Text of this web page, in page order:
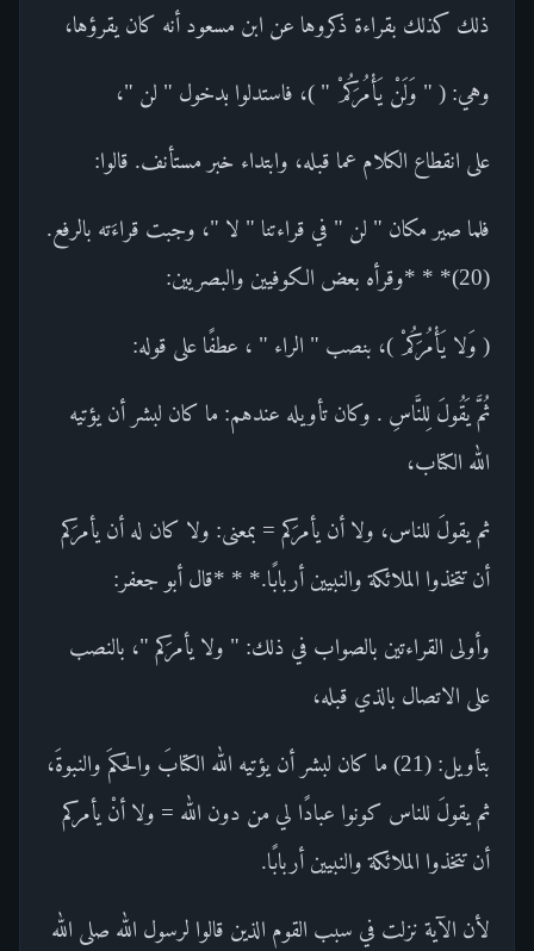
ذلك كذلك بقراءة ذكروها عن ابن مسعود أنه كان يقرؤها،
وهي: ( " وَلَنْ يَأْمُرَكُمْ " )، فاستدلوا بدخول " لن "،
على انقطاع الكلام عما قبله، وابتداء خبر مستأنف. قالوا:
فلما صير مكان " لن " في قراءتنا " لا "، وجبت قراءَته بالرفع.
(20)* * *وقرأه بعض الكوفيين والبصريين:
( وَلا يَأْمُرَكُمْ )، بنصب " الراء " ، عطفًا على قوله:
ثُمَّ يَقُولَ لِلنَّاسِ . وكان تأويله عندهم: ما كان لبشر أن يؤتيه
الله الكتاب،
ثم يقولَ للناس، ولا أن يأمرَكم = بمعنى: ولا كان له أن يأمرَكم
أن تتخذوا الملائكة والنبيين أربابًا.* * *قال أبو جعفر:
وأولى القراءتين بالصواب في ذلك: " ولا يأمرَكم "، بالنصب
على الاتصال بالذي قبله،
بتأويل: (21) ما كان لبشر أن يؤتيه الله الكتابَ والحكمَ والنبوةَ،
ثم يقولَ للناس كونوا عبادًا لي من دون الله = ولا أنْ يأمركم
أن تتخذوا الملائكة والنبيين أربابًا.
لأن الآية نزلت في سبب القوم الذين قالوا لرسول الله صلى الله